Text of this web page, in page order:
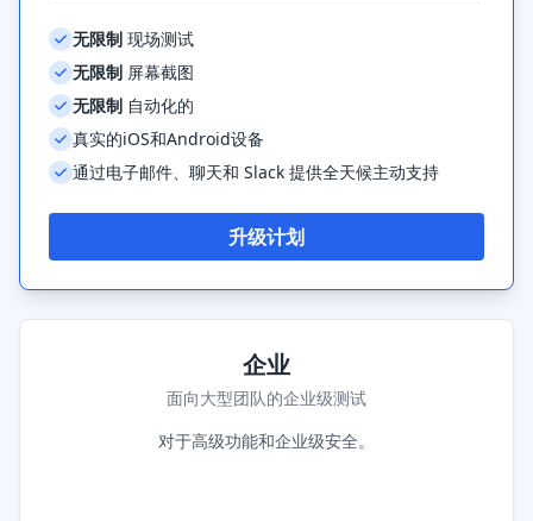
无限制 现场测试
无限制 屏幕截图
无限制 自动化的
真实的iOS和Android设备
通过电子邮件、聊天和 Slack 提供全天候主动支持
升级计划
企业
面向大型团队的企业级测试
对于高级功能和企业级安全。